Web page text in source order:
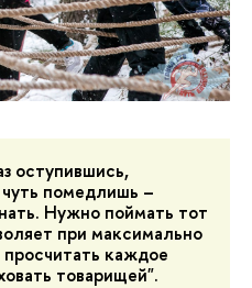
оступившись,
помедлишь –
Нужно поймать тот
при максимально
каждое
товарищей".